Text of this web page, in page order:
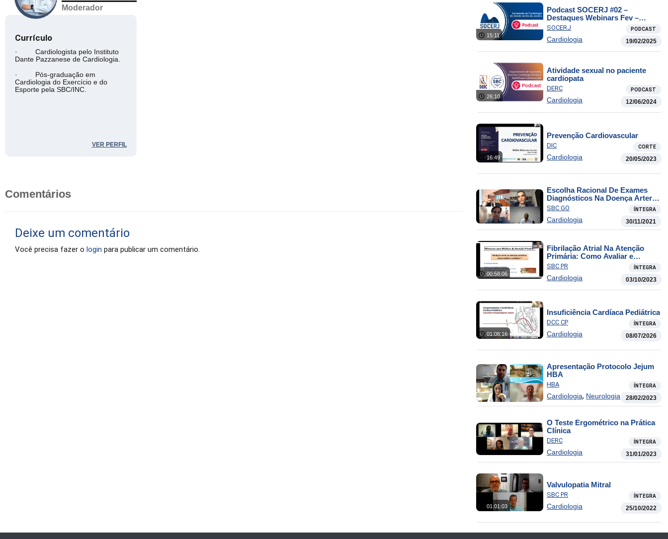
Moderador
Currículo
· Cardiologista pelo Instituto
Dante Pazzanese de Cardiologia.
· Pós-graduação em
Cardiologia do Exercício e do
Esporte pela SBC/INC.
VER PERFIL
Comentários
Deixe um comentário
Você precisa fazer o login para publicar um comentário.
15:11
Podcast SOCERJ #02 –
Destaques Webinars Fev –
DEMCA
SOCERJ PODCAST
Cardiologia 19/02/2025
26:10
Atividade sexual no paciente
cardiopata
DERC PODCAST
Cardiologia 12/06/2024
16:49
Prevenção Cardiovascular
DIC CORTE
Cardiologia 20/05/2023
Escolha Racional De Exames
Diagnósticos Na Doença Arterial
Coronária
SBC GO ÍNTEGRA
Cardiologia 30/11/2021
00:58:06
Fibrilação Atrial Na Atenção
Primária: Como Avaliar e
Conduzir
SBC PR ÍNTEGRA
Cardiologia 03/10/2023
01:08:16
Insuficiência Cardíaca Pediátrica
DCC CP ÍNTEGRA
Cardiologia 08/07/2026
Apresentação Protocolo Jejum
HBA
HBA ÍNTEGRA
Cardiologia, Neurologia 28/02/2023
O Teste Ergométrico na Prática
Clínica
DERC ÍNTEGRA
Cardiologia 31/01/2023
01:01:03
Valvulopatia Mitral
SBC PR ÍNTEGRA
Cardiologia 25/10/2022